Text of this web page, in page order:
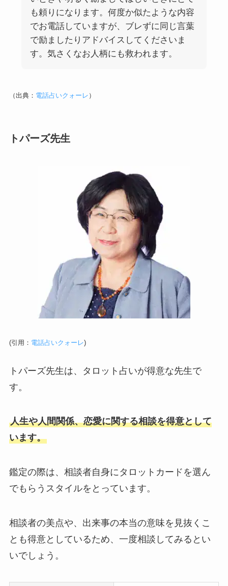
も頼りになります。何度か似たような内容
でお電話していますが、ブレずに同じ言葉
で励ましたりアドバイスしてくださいま
す。気さくなお人柄にも救われます。
（出典： 電話占いクォーレ ）
トパーズ先生
(引用： 電話占いクォーレ)
トパーズ先生は、タロット占いが得意な先生で
す。
人生や人間関係、恋愛に関する相談を得意として
います。
鑑定の際は、相談者自身にタロットカードを選ん
でもらうスタイルをとっています。
相談者の美点や、出来事の本当の意味を見抜くこ
とも得意としているため、一度相談してみるとい
いでしょう。